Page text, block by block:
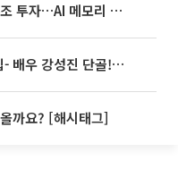
SK하이닉스, 용인·청주에 54조 투자…AI 메모리 생산기지 키운다
'2TV 생생정보' 오늘방송맛집- 배우 강성진 단골! 쌀국수ㆍ푸팟퐁 커리 맛집 '블○○○'
까요? [해시태그]